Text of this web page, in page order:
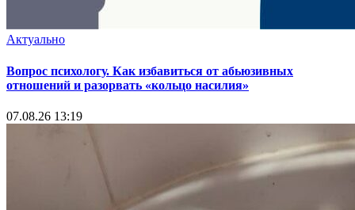
Актуально
Вопрос психологу. Как избавиться от абьюзивных
отношений и разорвать «кольцо насилия»
07.08.26 13:19